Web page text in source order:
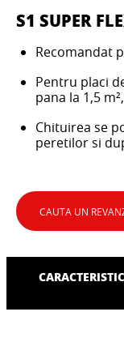
S1 SUPER
Recomandat
Pentru placi
pana la 1,5
Chituirea se
peretilor si
CAUTA UN